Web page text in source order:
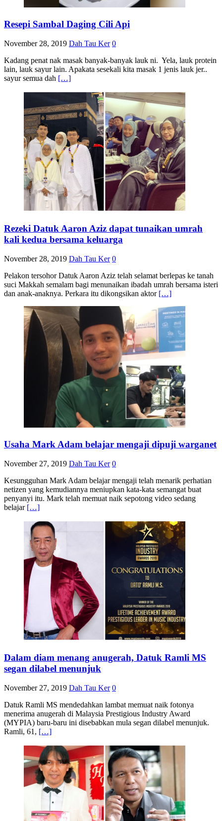
Resepi Sambal Daging Cili Api
November 28, 2019 Dah Tau Ker 0
Kadang penat nak masak banyak-banyak lauk ni. Yela, lauk protein
lain, lauk sayur lain. Apakata sesekali kita masak 1 jenis lauk jer..
sayur semua dah […]
Rezeki Datuk Aaron Aziz dapat tunaikan umrah
kali kedua bersama keluarga
November 28, 2019 Dah Tau Ker 0
Pelakon tersohor Datuk Aaron Aziz telah selamat berlepas ke tanah
suci Makkah semalam bagi menunaikan ibadah umrah bersama isteri
dan anak-anaknya. Perkara itu dikongsikan aktor […]
Usaha Mark Adam belajar mengaji dipuji warganet
November 27, 2019 Dah Tau Ker 0
Kesungguhan Mark Adam belajar mengaji telah menarik perhatian
netizen yang kemudiannya meniupkan kata-kata semangat buat
penyanyi itu. Mark telah memuat naik sepotong video sedang
belajar […]
Dalam diam menang anugerah, Datuk Ramli MS
segan dilabel menunjuk
November 27, 2019 Dah Tau Ker 0
Datuk Ramli MS mendedahkan lambat memuat naik fotonya
menerima anugerah di Malaysia Prestigious Industry Award
(MYPIA) baru-baru ini disebabkan mula segan dilabel menunjuk.
Ramli, 61, […]